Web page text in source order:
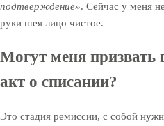
подтверждение». Сейчас у меня
руки шея лицо чистое.
Могут меня призвать
акт о списании?
Это стадия ремиссии, с собой